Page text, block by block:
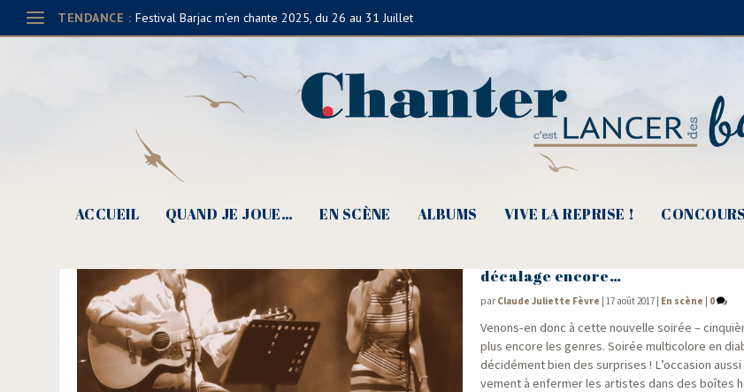
TENDANCE : Festival Barjac m’en chante 2025, du 26 au 31 Juillet
ACCUEIL QUAND JE JOUE… EN SCÈNE ALBUMS VIVE LA REPRISE ! CONCOURS
décalage encore…
par Claude Juliette Fèvre |17 août 2017 En scène 0
Venons-en donc à cette nou­velle soi­rée –
plus encore les genres. Soi­rée mul­ti­co­lore en
déci­dé­ment bien des sur­prises ! L’occasion
ve­ment à enfer­mer les artistes dans des boîtes